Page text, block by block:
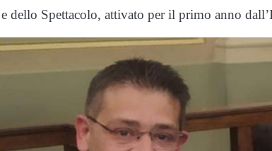
dello Spettacolo, attivato per il primo anno